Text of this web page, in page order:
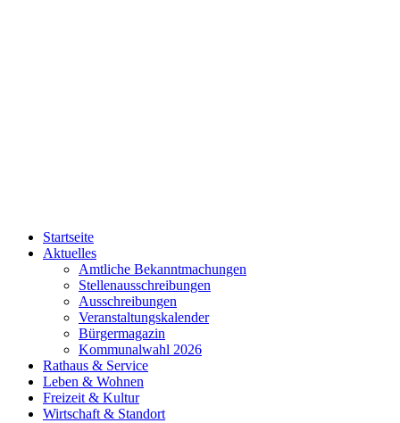
Startseite
Aktuelles
Amtliche Bekanntmachungen
Stellenausschreibungen
Ausschreibungen
Veranstaltungskalender
Bürgermagazin
Kommunalwahl 2026
Rathaus & Service
Leben & Wohnen
Freizeit & Kultur
Wirtschaft & Standort